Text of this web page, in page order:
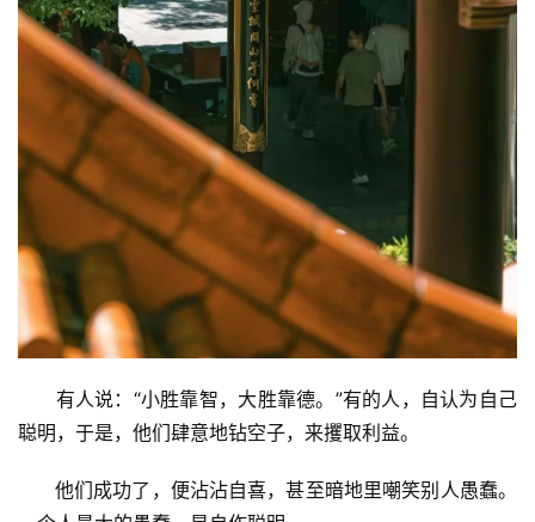
有人说：“小胜靠智，大胜靠德。”有的人，自认为自己
聪明，于是，他们肆意地钻空子，来攫取利益。
他们成功了，便沾沾自喜，甚至暗地里嘲笑别人愚蠢。